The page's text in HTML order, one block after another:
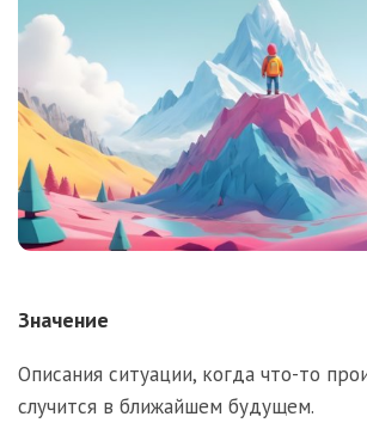
Значение
Описания ситуации, когда что-то
случится в ближайшем будущем.